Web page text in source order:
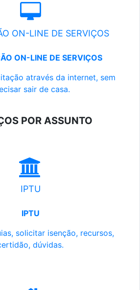
ON-LINE DE SERVIÇOS
ON-LINE DE SERVIÇOS
através da internet, sem
sair de casa.
POR ASSUNTO
IPTU
IPTU
solicitar isenção, recursos,
dúvidas.